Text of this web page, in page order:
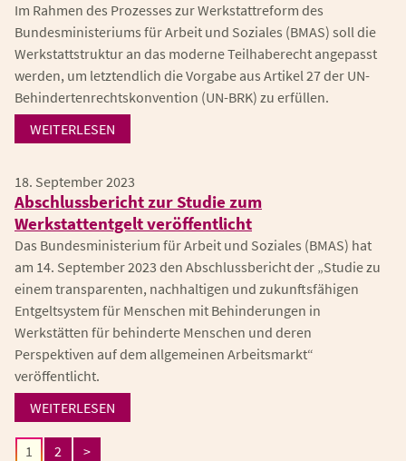
Im Rahmen des Prozesses zur Werkstattreform des
Bundesministeriums für Arbeit und Soziales (BMAS) soll die
Werkstattstruktur an das moderne Teilhaberecht angepasst
werden, um letztendlich die Vorgabe aus Artikel 27 der UN-
Behindertenrechtskonvention (UN-BRK) zu erfüllen.
WEITERLESEN
18. September 2023
Abschlussbericht zur Studie zum
Werkstattentgelt veröffentlicht
Das Bundesministerium für Arbeit und Soziales (BMAS) hat
am 14. September 2023 den Abschlussbericht der „Studie zu
einem transparenten, nachhaltigen und zukunftsfähigen
Entgeltsystem für Menschen mit Behinderungen in
Werkstätten für behinderte Menschen und deren
Perspektiven auf dem allgemeinen Arbeitsmarkt“
veröffentlicht.
WEITERLESEN
1 2 >